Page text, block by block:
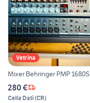
Vetrina
Mixer Behringer PMP 1680S
280 €
Cella Dati(CR)